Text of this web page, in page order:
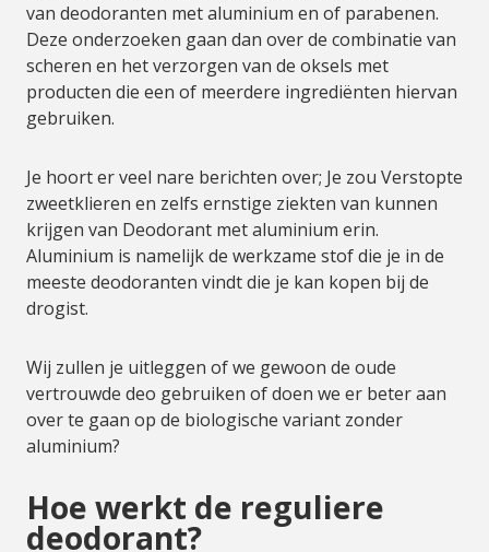
van deodoranten met aluminium en of parabenen.
Deze onderzoeken gaan dan over de combinatie van
scheren en het verzorgen van de oksels met
producten die een of meerdere ingrediënten hiervan
gebruiken.
Je hoort er veel nare berichten over; Je zou Verstopte
zweetklieren en zelfs ernstige ziekten van kunnen
krijgen van Deodorant met aluminium erin.
Aluminium is namelijk de werkzame stof die je in de
meeste deodoranten vindt die je kan kopen bij de
drogist.
Wij zullen je uitleggen of we gewoon de oude
vertrouwde deo gebruiken of doen we er beter aan
over te gaan op de biologische variant zonder
aluminium?
Hoe werkt de reguliere
deodorant?